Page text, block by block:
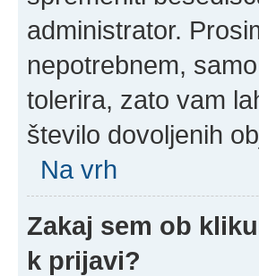
administrator.
nepotrebnem,
tolerira, zato vam
število dovoljenih
Na vrh
Zakaj sem ob
k prijavi?